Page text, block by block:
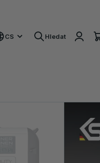
CS Hledat